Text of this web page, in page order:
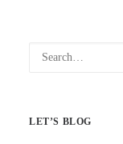
LET’S BLOG